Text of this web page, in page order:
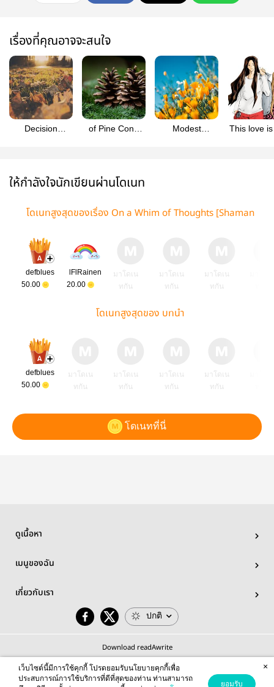
เรื่องที่คุณอาจจะสนใจ
Decision
of Pine Cone
Modest
This love
ให้กำลังใจนักเขียนผ่านโดเนท
โดเนทสูงสุดของเรื่อง On a Whim of Thoughts [Shaman
defblues
50.00
lFlRainen
20.00
มาโดเน
ทกัน
มาโดเน
ทกัน
มาโดเน
ทกัน
โดเนทสูงสุดของ บทนำ
defblues
50.00
มาโดเน
ทกัน
มาโดเน
ทกัน
มาโดเน
ทกัน
มาโดเน
ทกัน
โดเนทที่นี่
ดูเนื้อหา
เมนูของฉัน
เกี่ยวกับเรา
ปกติ
Download readAwrite
เว็บไซต์นี้มีการใช้คุกกี้ โปรดยอมรับนโยบายคุกกี้เพื่อ
ประสบการณ์การใช้บริการที่ดีที่สุดของท่าน ท่านสามารถ
ยอมรับ
×